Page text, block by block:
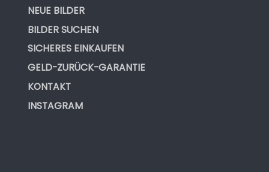
NEUE BILDER
BILDER SUCHEN
SICHERES EINKAUFEN
GELD-ZURÜCK-GARANTIE
KONTAKT
INSTAGRAM